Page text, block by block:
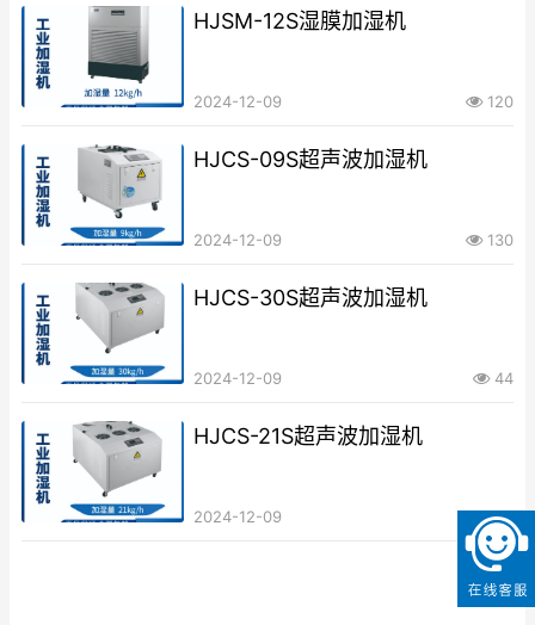
HJSM-12S湿膜加湿机
2024-12-09 120
HJCS-09S超声波加湿机
2024-12-09 130
HJCS-30S超声波加湿机
2024-12-09 44
HJCS-21S超声波加湿机
2024-12-09 43